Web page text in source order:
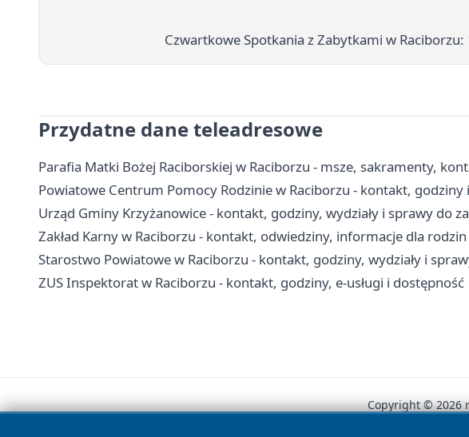
Czwartkowe Spotkania z Zabytkami w
Przydatne dane teleadresowe
Parafia Matki Bożej Raciborskiej w Raciborzu - msze, sakramenty,
Powiatowe Centrum Pomocy Rodzinie w Raciborzu - kontakt,
Urząd Gminy Krzyżanowice - kontakt, godziny, wydziały i sprawy do
Zakład Karny w Raciborzu - kontakt, odwiedziny, informacje dla rodzin
Starostwo Powiatowe w Raciborzu - kontakt, godziny, wydziały i
ZUS Inspektorat w Raciborzu - kontakt, godziny, e-usługi i dostępność
Copyright © 2026